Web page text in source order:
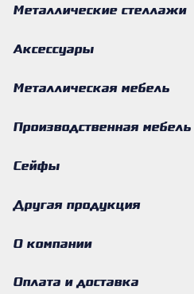
Металлические стеллажи
Аксессуары
Металлическая мебель
Производственная мебель
Сейфы
Другая продукция
О компании
Оплата и доставка